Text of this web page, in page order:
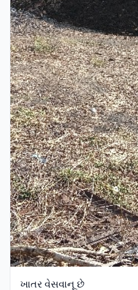
ખાતર વેસવાનૂ છે